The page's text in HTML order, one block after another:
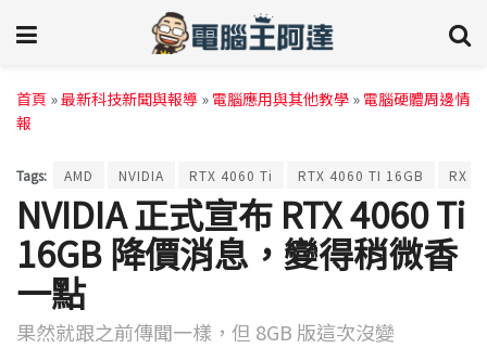
首頁 »最新科技新聞與報導 » 電腦應用與其他教學 » 電腦硬體周邊情
報
Tags: AMD NVIDIA RTX 4060 Ti RTX 4060 TI 16GB RX
NVIDIA 正式宣布 RTX 4060 Ti
16GB 降價消息，變得稍微香
一點
果然就跟之前傳聞一樣，但 8GB 版這次沒變